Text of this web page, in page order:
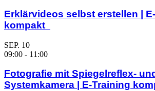
Erklärvideos selbst erstellen |
kompakt
SEP. 10
09:00 - 11:00
Fotografie mit Spiegelreflex- und
Systemkamera | E-Training